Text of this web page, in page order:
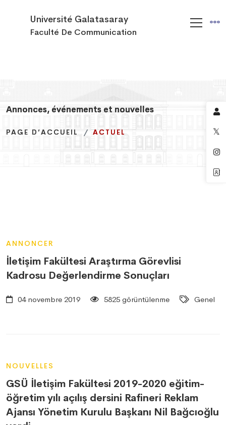
Université Galatasaray
Faculté De Communication
Annonces, événements et nouvelles
PAGE D’ACCUEIL ACTUEL
Annonces, événements et nouvelles
PAGE D’ACCUEIL ACTUEL
Annonces, événements et nouvelles
PAGE D’ACCUEIL ACTUEL
ANNONCER
İletişim Fakültesi Araştırma Görevlisi
Kadrosu Değerlendirme Sonuçları
04 novembre 2019 5825 görüntülenme Genel
NOUVELLES
GSÜ İletişim Fakültesi 2019-2020 eğitim-
öğretim yılı açılış dersini Rafineri Reklam
Ajansı Yönetim Kurulu Başkanı Nil Bağcıoğlu